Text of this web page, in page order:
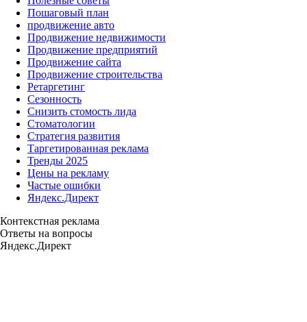
Пошаговый план
продвижение авто
Продвижение недвижимости
Продвижение предприятий
Продвижение сайта
Продвижение строительства
Ретаргетинг
Сезонность
Снизить стомость лида
Стоматологии
Стратегия развития
Таргетированная реклама
Тренды 2025
Цены на рекламу
Частые ошибки
Яндекс.Директ
Контекстная реклама
Ответы на вопросы
Яндекс.Директ